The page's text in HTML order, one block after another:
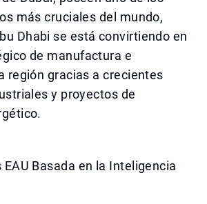
más cruciales del mundo,
Dhabi se está convirtiendo en
de manufactura e
región gracias a crecientes
y proyectos de
EAU Basada en la Inteligencia